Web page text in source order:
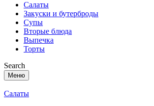
Салаты
Закуски и бутерброды
Супы
Вторые блюда
Выпечка
Торты
Search
Меню
Салаты